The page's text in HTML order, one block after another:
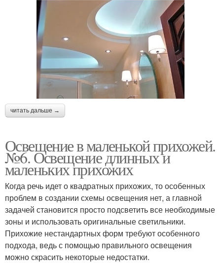
читать дальше →
Освещение в маленькой прихожей.
№6. Освещение длинных и
маленьких прихожих
Когда речь идет о квадратных прихожих, то особенных
проблем в создании схемы освещения нет, а главной
задачей становится просто подсветить все необходимые
зоны и использовать оригинальные светильники.
Прихожие нестандартных форм требуют особенного
подхода, ведь с помощью правильного освещения
можно скрасить некоторые недостатки.